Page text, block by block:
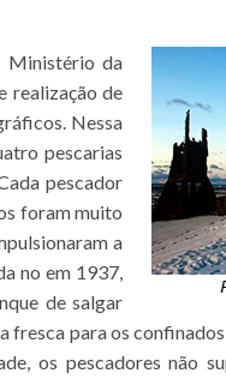
Ministério da
realização de
Nessa
pescarias
pescador
foram muito
a
no em 1937,
de salgar
fresca para os
os pescadores não